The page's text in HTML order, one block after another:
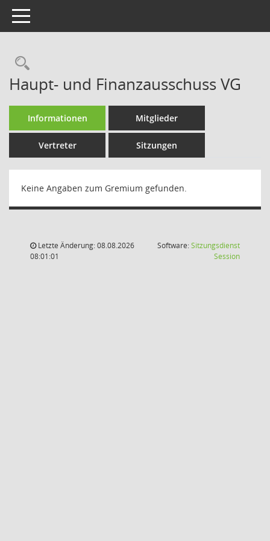
Toggle navigation
Rechercheauswahl
Haupt- und Finanzausschuss VG
Informationen Mitglieder
Vertreter Sitzungen
Keine Angaben zum Gremium gefunden.
Letzte Änderung: 08.08.2026
08:01:01
Software:Sitzungsdienst
Session(Wird in